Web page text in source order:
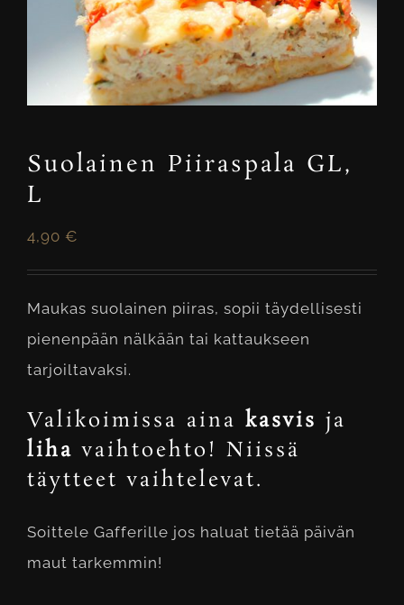
Suolainen Piiraspala GL,
L
4,90 €
Maukas suolainen piiras, sopii täydellisesti
pienenpään nälkään tai kattaukseen
tarjoiltavaksi.
Valikoimissa aina kasvis ja
liha vaihtoehto! Niissä
täytteet vaihtelevat.
Soittele Gafferille jos haluat tietää päivän
maut tarkemmin!